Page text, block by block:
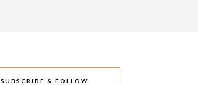
SUBSCRIBE & FOLLOW